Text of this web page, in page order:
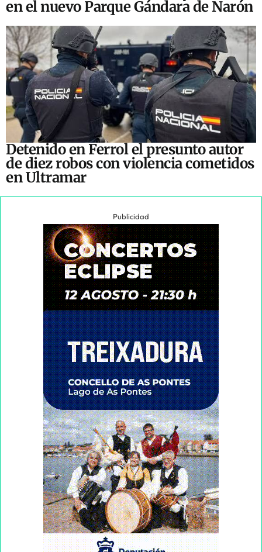
en el nuevo Parque Gándara de Narón
Detenido en Ferrol el presunto autor
de diez robos con violencia cometidos
en Ultramar
Publicidad